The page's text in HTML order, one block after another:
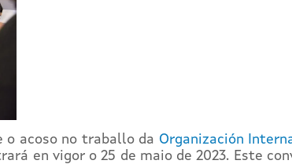
o acoso no traballo da Organización
en vigor o 25 de maio de 2023. Este